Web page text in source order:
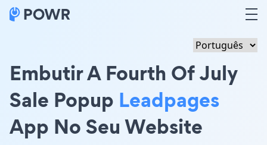
Embutir A Fourth Of July
Sale Popup Leadpages
App No Seu Website